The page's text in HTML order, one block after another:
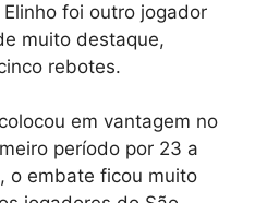
foi outro jogador
muito destaque,
rebotes.
em vantagem no
período por 23 a
o embate ficou muito